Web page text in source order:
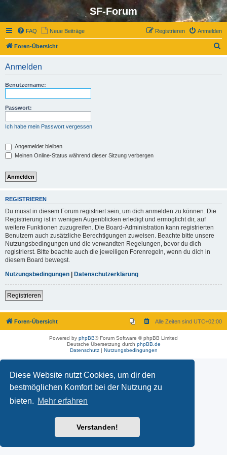
Diese Website nutzt Cookies, um dir den
bestmöglichen Komfort bei der Nutzung zu
bieten. Mehr erfahren
Verstanden!
SF-Forum
FAQ Neue Beiträge Anmelden
Registrieren
Foren-Übersicht
Anmelden
Benutzername:
Passwort:
Ich habe mein Passwort vergessen
Angemeldet bleiben
Meinen Online-Status während dieser Sitzung verbergen
REGISTRIEREN
Du musst in diesem Forum registriert sein, um dich anmelden zu können. Die
Registrierung ist in wenigen Augenblicken erledigt und ermöglicht dir, auf
weitere Funktionen zuzugreifen. Die Board-Administration kann registrierten
Benutzern auch zusätzliche Berechtigungen zuweisen. Beachte bitte unsere
Nutzungsbedingungen und die verwandten Regelungen, bevor du dich
registrierst. Bitte beachte auch die jeweiligen Forenregeln, wenn du dich in
diesem Board bewegst.
Nutzungsbedingungen | Datenschutzerklärung
Registrieren
Foren-Übersicht Alle Zeiten sind UTC+02:00
Powered by phpBB® Forum Software © phpBB Limited
Deutsche Übersetzung durch phpBB.de
Datenschutz| Nutzungsbedingungen